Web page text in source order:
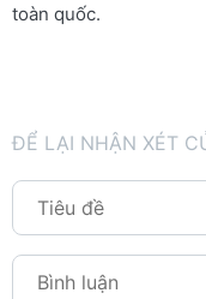
toàn quốc.
ĐỂ LẠI NHẬN XÉT